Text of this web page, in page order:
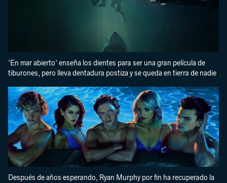
'En mar abierto' enseña los dientes para ser una gran película de
tiburones, pero lleva dentadura postiza y se queda en tierra de nadie
Después de años esperando, Ryan Murphy por fin ha recuperado la